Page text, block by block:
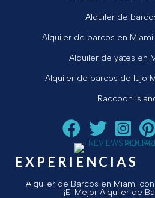
Alquiler de
Alquiler de barcos en
Alquiler de yates en
Alquiler de barcos de lujo
Raccoon
Siga a Aquarius Boat
Siga a Aquarius
¡Siga
EXPERIENCIAS
Alquiler de Barcos en Miami
- ¡El Mejor Alquiler de